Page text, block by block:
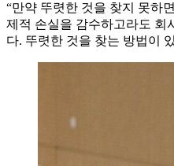
“만약 뚜렷한 것을 찾지 못하
제적 손실을 감수하고라도 회
다. 뚜렷한 것을 찾는 방법이